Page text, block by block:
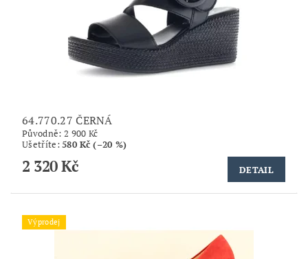
64.770.27 ČERNÁ
Původně: 2 900 Kč
Ušetříte:580 Kč (–20 %)
2 320 Kč DETAIL
Výprodej